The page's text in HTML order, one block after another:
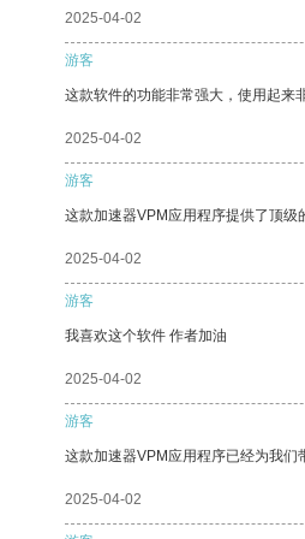
2025-04-02
游客
这款软件的功能非常强大，使用起来
2025-04-02
游客
这款加速器VPM应用程序提供了顶级
2025-04-02
游客
我喜欢这个软件 作者加油
2025-04-02
游客
这款加速器VPM应用程序已经为我
2025-04-02